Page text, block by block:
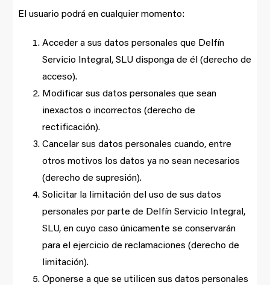
El usuario podrá en cualquier momento:
Acceder a sus datos personales que Delfín
Servicio Integral, SLU disponga de él (derecho de
acceso).
Modificar sus datos personales que sean
inexactos o incorrectos (derecho de
rectificación).
Cancelar sus datos personales cuando, entre
otros motivos los datos ya no sean necesarios
(derecho de supresión).
Solicitar la limitación del uso de sus datos
personales por parte de Delfín Servicio Integral,
SLU, en cuyo caso únicamente se conservarán
para el ejercicio de reclamaciones (derecho de
limitación).
Oponerse a que se utilicen sus datos personales